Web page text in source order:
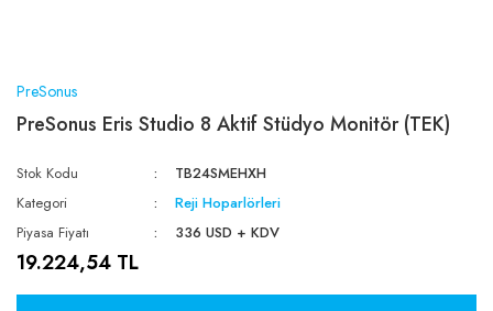
PreSonus
PreSonus Eris Studio 8 Aktif Stüdyo Monitör (TEK)
Stok Kodu
TB24SMEHXH
Kategori
Reji Hoparlörleri
Piyasa Fiyatı
336 USD + KDV
19.224,54 TL